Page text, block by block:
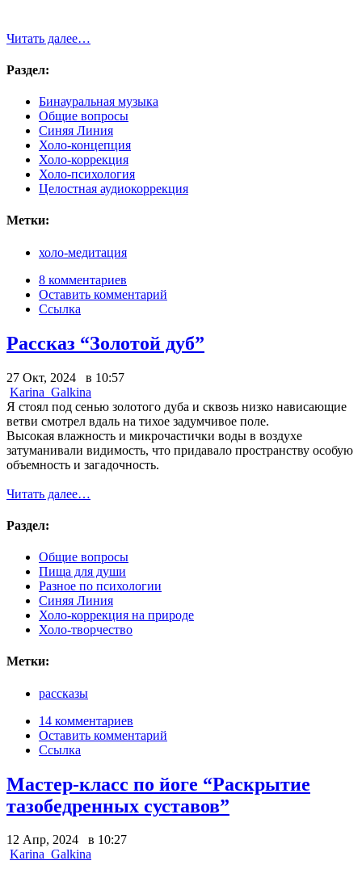
Читать далее…
Раздел:
Бинауральная музыка
Общие вопросы
Синяя Линия
Холо-концепция
Холо-коррекция
Холо-психология
Целостная аудиокоррекция
Метки:
холо-медитация
8 комментариев
Оставить комментарий
Ссылка
Рассказ “Золотой дуб”
27 Окт, 2024 в 10:57
Karina_Galkina
Я стоял под сенью золотого дуба и сквозь низко нависающие
ветви смотрел вдаль на тихое задумчивое поле.
Высокая влажность и микрочастички воды в воздухе
затуманивали видимость, что придавало пространству особую
объемность и загадочность.
Читать далее…
Раздел:
Общие вопросы
Пища для души
Разное по психологии
Синяя Линия
Холо-коррекция на природе
Холо-творчество
Метки:
рассказы
14 комментариев
Оставить комментарий
Ссылка
Мастер-класс по йоге “Раскрытие
тазобедренных суставов”
12 Апр, 2024 в 10:27
Karina_Galkina